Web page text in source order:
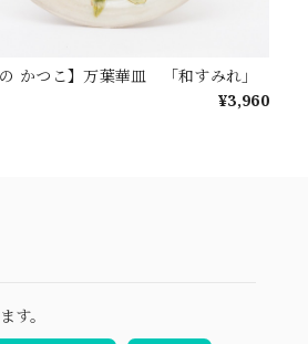
の かつこ】万葉華皿 「和すみれ」
¥3,960
す。